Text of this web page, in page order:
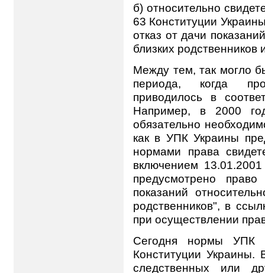
б) относительно
63 Конституции
отказ от дачи
близких
Между тем, так могло
периода, когда
приводилось в
Например, в 2000
обязательно
как в УПК Украины
нормами права
включением
предусмотрено
показаний
родственников", в
при осуществлении
Сегодня нормы УПК
Конституции
следственных или